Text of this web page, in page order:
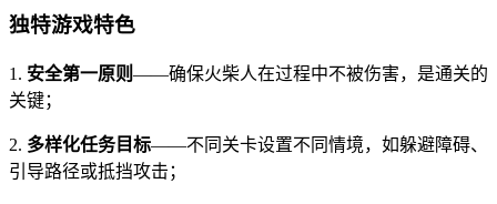
独特游戏特色
1. 安全第一原则——确保火柴人在过程中不被伤害，是通关的
关键；
2. 多样化任务目标——不同关卡设置不同情境，如躲避障碍、
引导路径或抵挡攻击；